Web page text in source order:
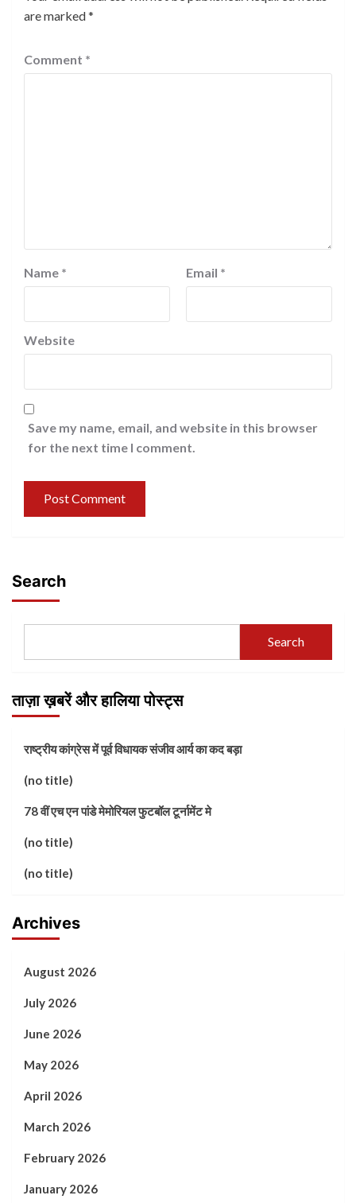
are marked*
Comment *
Name * Email *
Website
Save my name, email, and website in this browser
for the next time I comment.
Search
Search
ताज़ा ख़बरें और हालिया पोस्ट्स
राष्ट्रीय कांग्रेस में पूर्व विधायक संजीव आर्य का कद बड़ा
(no title)
78 वीं एच एन पांडे मेमोरियल फुटबॉल टूर्नामेंट मे
(no title)
(no title)
Archives
August 2026
July 2026
June 2026
May 2026
April 2026
March 2026
February 2026
January 2026